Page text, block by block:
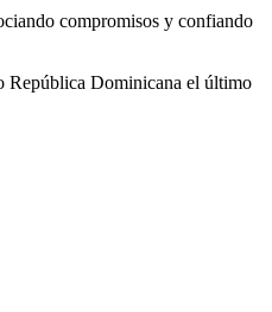
compromisos y confiando
República Dominicana el último